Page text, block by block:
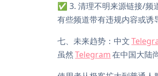
✅ 3. 清理不明来源链接/频
有些频道带有违规内容或诱
七、未来趋势：中文
虽然Telegram在中国大陆